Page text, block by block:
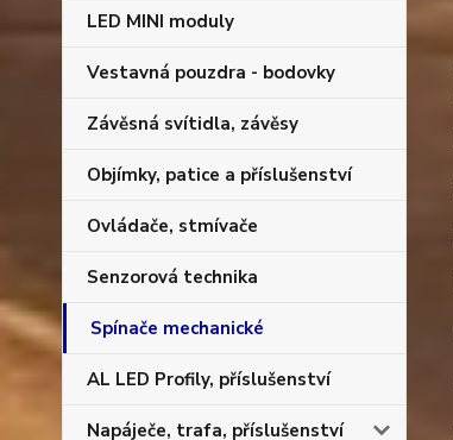
LED MINI moduly
Vestavná pouzdra - bodovky
Závěsná svítidla, závěsy
Objímky, patice a příslušenství
Ovládače, stmívače
Senzorová technika
Spínače mechanické
AL LED Profily, příslušenství
Napáječe, trafa, příslušenství